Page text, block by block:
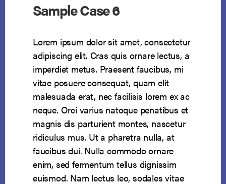
Sample Case 6
Lorem ipsum dolor sit amet, consectetur
adipiscing elit. Cras quis ornare lectus, a
imperdiet metus. Praesent faucibus, mi
vitae posuere consequat, quam elit
malesuada erat, nec facilisis lorem ex ac
neque. Orci varius natoque penatibus et
magnis dis parturient montes, nascetur
ridiculus mus. Ut a pharetra nulla, at
faucibus dui. Nulla commodo ornare
enim, sed fermentum tellus dignissim
euismod. Nam lectus leo, sodales vitae